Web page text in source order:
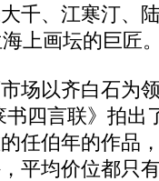
千、江寒汀、
上画坛的巨匠
以齐白石为
书四言联》拍出
任伯年的作品
平均价位都只